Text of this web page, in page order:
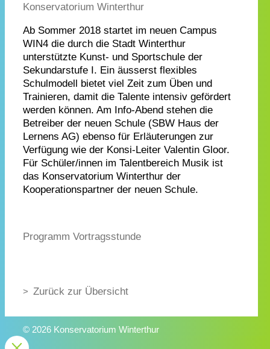
Konservatorium Winterthur
Ab Sommer 2018 startet im neuen Campus
WIN4 die durch die Stadt Winterthur
unterstützte Kunst- und Sportschule der
Sekundarstufe I. Ein äusserst flexibles
Schulmodell bietet viel Zeit zum Üben und
Trainieren, damit die Talente intensiv gefördert
werden können. Am Info-Abend stehen die
Betreiber der neuen Schule (SBW Haus der
Lernens AG) ebenso für Erläuterungen zur
Verfügung wie der Konsi-Leiter Valentin Gloor.
Für Schüler/innen im Talentbereich Musik ist
das Konservatorium Winterthur der
Kooperationspartner der neuen Schule.
Programm Vortragsstunde
Zurück zur Übersicht
© 2026 Konservatorium Winterthur